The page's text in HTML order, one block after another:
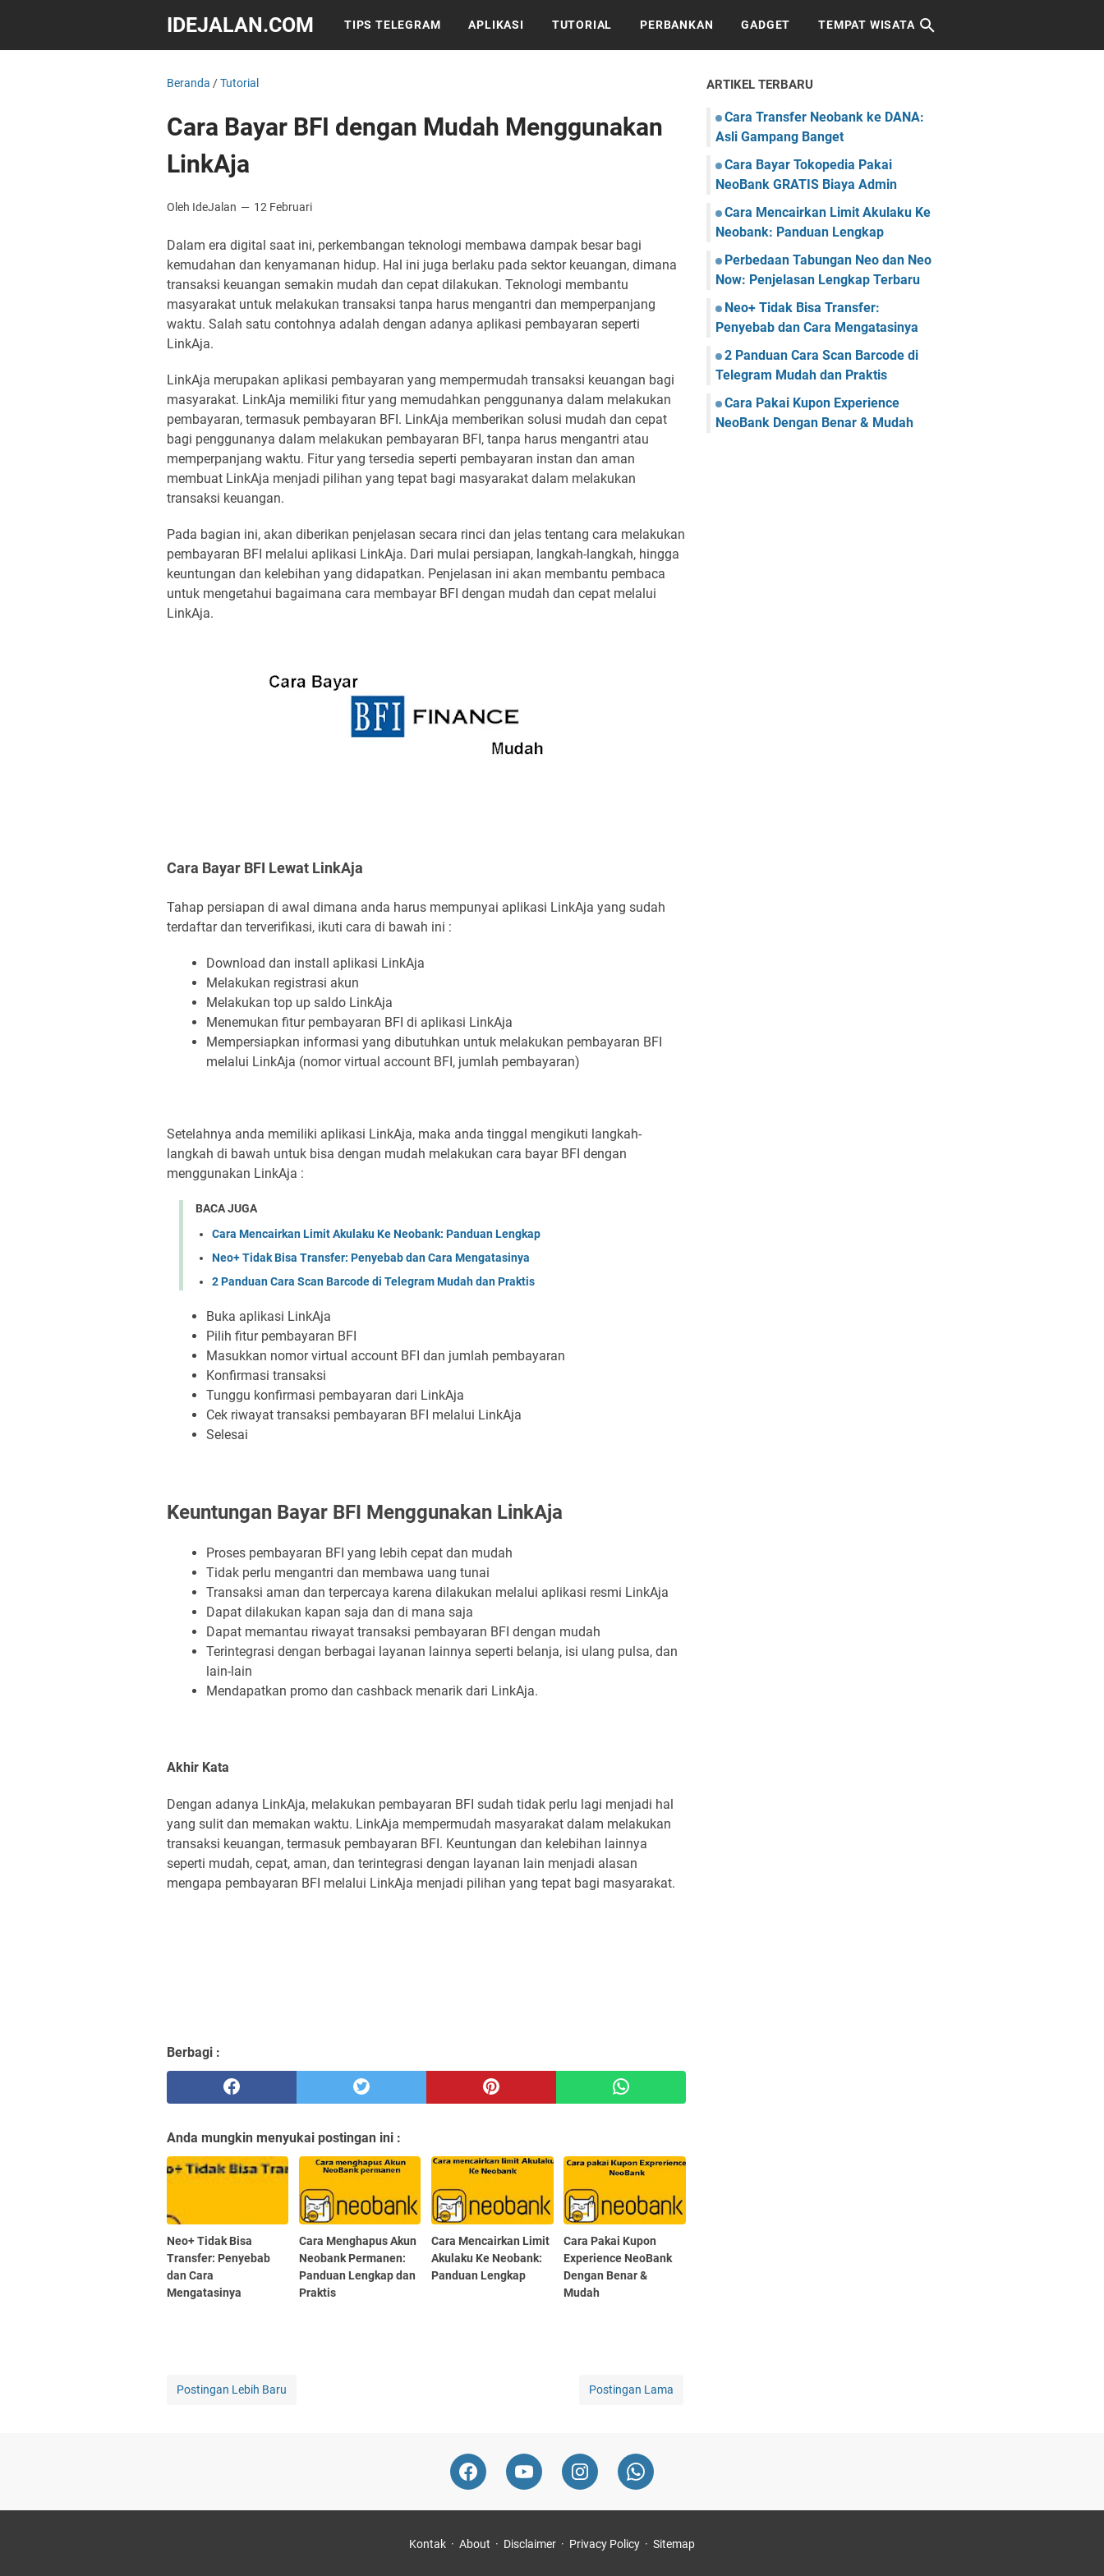
IDEJALAN.COM TIPS TELEGRAM APLIKASI TUTORIAL PERBANKAN GADGET TEMPAT WISATA
Beranda /Tutorial
Cara Bayar BFI dengan Mudah Menggunakan
LinkAja
Oleh IdeJalan 12 Februari
Dalam era digital saat ini, perkembangan teknologi membawa dampak besar bagi
kemudahan dan kenyamanan hidup. Hal ini juga berlaku pada sektor keuangan, dimana
transaksi keuangan semakin mudah dan cepat dilakukan. Teknologi membantu
masyarakat untuk melakukan transaksi tanpa harus mengantri dan memperpanjang
waktu. Salah satu contohnya adalah dengan adanya aplikasi pembayaran seperti
LinkAja.
LinkAja merupakan aplikasi pembayaran yang mempermudah transaksi keuangan bagi
masyarakat. LinkAja memiliki fitur yang memudahkan penggunanya dalam melakukan
pembayaran, termasuk pembayaran BFI. LinkAja memberikan solusi mudah dan cepat
bagi penggunanya dalam melakukan pembayaran BFI, tanpa harus mengantri atau
memperpanjang waktu. Fitur yang tersedia seperti pembayaran instan dan aman
membuat LinkAja menjadi pilihan yang tepat bagi masyarakat dalam melakukan
transaksi keuangan.
Pada bagian ini, akan diberikan penjelasan secara rinci dan jelas tentang cara melakukan
pembayaran BFI melalui aplikasi LinkAja. Dari mulai persiapan, langkah-langkah, hingga
keuntungan dan kelebihan yang didapatkan. Penjelasan ini akan membantu pembaca
untuk mengetahui bagaimana cara membayar BFI dengan mudah dan cepat melalui
LinkAja.
Cara Bayar BFI Lewat LinkAja
Tahap persiapan di awal dimana anda harus mempunyai aplikasi LinkAja yang sudah
terdaftar dan terverifikasi, ikuti cara di bawah ini :
Download dan install aplikasi LinkAja
Melakukan registrasi akun
Melakukan top up saldo LinkAja
Menemukan fitur pembayaran BFI di aplikasi LinkAja
Mempersiapkan informasi yang dibutuhkan untuk melakukan pembayaran BFI
melalui LinkAja (nomor virtual account BFI, jumlah pembayaran)
Setelahnya anda memiliki aplikasi LinkAja, maka anda tinggal mengikuti langkah-
langkah di bawah untuk bisa dengan mudah melakukan cara bayar BFI dengan
menggunakan LinkAja :
BACA JUGA
Cara Mencairkan Limit Akulaku Ke Neobank: Panduan Lengkap
Neo+ Tidak Bisa Transfer: Penyebab dan Cara Mengatasinya
2 Panduan Cara Scan Barcode di Telegram Mudah dan Praktis
Buka aplikasi LinkAja
Pilih fitur pembayaran BFI
Masukkan nomor virtual account BFI dan jumlah pembayaran
Konfirmasi transaksi
Tunggu konfirmasi pembayaran dari LinkAja
Cek riwayat transaksi pembayaran BFI melalui LinkAja
Selesai
Keuntungan Bayar BFI Menggunakan LinkAja
Proses pembayaran BFI yang lebih cepat dan mudah
Tidak perlu mengantri dan membawa uang tunai
Transaksi aman dan terpercaya karena dilakukan melalui aplikasi resmi LinkAja
Dapat dilakukan kapan saja dan di mana saja
Dapat memantau riwayat transaksi pembayaran BFI dengan mudah
Terintegrasi dengan berbagai layanan lainnya seperti belanja, isi ulang pulsa, dan
lain-lain
Mendapatkan promo dan cashback menarik dari LinkAja.
Akhir Kata
Dengan adanya LinkAja, melakukan pembayaran BFI sudah tidak perlu lagi menjadi hal
yang sulit dan memakan waktu. LinkAja mempermudah masyarakat dalam melakukan
transaksi keuangan, termasuk pembayaran BFI. Keuntungan dan kelebihan lainnya
seperti mudah, cepat, aman, dan terintegrasi dengan layanan lain menjadi alasan
mengapa pembayaran BFI melalui LinkAja menjadi pilihan yang tepat bagi masyarakat.
Berbagi :
Anda mungkin menyukai postingan ini :
Neo+ Tidak Bisa
Transfer: Penyebab
dan Cara
Mengatasinya
Cara Menghapus Akun
Neobank Permanen:
Panduan Lengkap dan
Praktis
Cara Mencairkan Limit
Akulaku Ke Neobank:
Panduan Lengkap
Cara Pakai Kupon
Experience NeoBank
Dengan Benar &
Mudah
Postingan Lebih Baru Postingan Lama
ARTIKEL TERBARU
Cara Transfer Neobank ke DANA:
Asli Gampang Banget
Cara Bayar Tokopedia Pakai
NeoBank GRATIS Biaya Admin
Cara Mencairkan Limit Akulaku Ke
Neobank: Panduan Lengkap
Perbedaan Tabungan Neo dan Neo
Now: Penjelasan Lengkap Terbaru
Neo+ Tidak Bisa Transfer:
Penyebab dan Cara Mengatasinya
2 Panduan Cara Scan Barcode di
Telegram Mudah dan Praktis
Cara Pakai Kupon Experience
NeoBank Dengan Benar & Mudah
Kontak About Disclaimer Privacy Policy Sitemap